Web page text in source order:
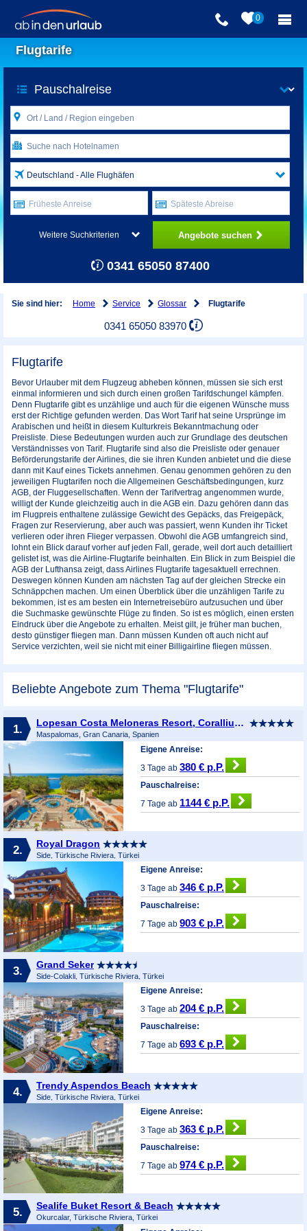
0
Flugtarife
Deutschland - Alle Flughäfen
Früheste Anreise Späteste Abreise
Weitere Suchkriterien Angebote suchen
0341 65050 87400
Sie sind hier: Home Service Glossar Flugtarife
0341 65050 83970
Flugtarife
Bevor Urlauber mit dem Flugzeug abheben können, müssen sie sich erst
einmal informieren und sich durch einen großen Tarifdschungel kämpfen.
Denn Flugtarife gibt es unzählige und auch für die eigenen Wünsche muss
erst der Richtige gefunden werden. Das Wort Tarif hat seine Ursprünge im
Arabischen und heißt in diesem Kulturkreis Bekanntmachung oder
Preisliste. Diese Bedeutungen wurden auch zur Grundlage des deutschen
Verständnisses von Tarif. Flugtarife sind also die Preisliste oder genauer
Beförderungstarife der Airlines, die sie ihren Kunden anbietet und die diese
dann mit Kauf eines Tickets annehmen. Genau genommen gehören zu den
jeweiligen Flugtarifen noch die Allgemeinen Geschäftsbedingungen, kurz
AGB, der Fluggesellschaften. Wenn der Tarifvertrag angenommen wurde,
willigt der Kunde gleichzeitig auch in die AGB ein. Dazu gehören dann das
im Flugpreis enthaltene zulässige Gewicht des Gepäcks, das Freigepäck,
Fragen zur Reservierung, aber auch was passiert, wenn Kunden ihr Ticket
verlieren oder ihren Flieger verpassen. Obwohl die AGB umfangreich sind,
lohnt ein Blick darauf vorher auf jeden Fall, gerade, weil dort auch detailliert
gelistet ist, was die Airline-Flugtarife beinhalten. Ein Blick in zum Beispiel die
AGB der Lufthansa zeigt, dass Airlines Flugtarife tagesaktuell errechnen.
Deswegen können Kunden am nächsten Tag auf der gleichen Strecke ein
Schnäppchen machen. Um einen Überblick über die unzähligen Tarife zu
bekommen, ist es am besten ein Internetreisebüro aufzusuchen und über
die Suchmaske gewünschte Flüge zu finden. So ist es möglich, einen ersten
Eindruck über die Angebote zu erhalten. Meist gilt, je früher man buchen,
desto günstiger fliegen man. Dann müssen Kunden oft auch nicht auf
Service verzichten, weil sie nicht mit einer Billigairline fliegen müssen.
Beliebte Angebote zum Thema "Flugtarife"
1. Lopesan Costa Meloneras Resort, Corallium Spa & Casino
Maspalomas, Gran Canaria, Spanien
Eigene Anreise:
3 Tage ab380 € p.P.
Pauschalreise:
7 Tage ab 1144 € p.P.
2. Royal Dragon
Side, Türkische Riviera, Türkei
Eigene Anreise:
3 Tage ab346 € p.P.
Pauschalreise:
7 Tage ab903 € p.P.
3. Grand Seker
Side-Colakli, Türkische Riviera, Türkei
Eigene Anreise:
3 Tage ab204 € p.P.
Pauschalreise:
7 Tage ab693 € p.P.
4. Trendy Aspendos Beach
Side, Türkische Riviera, Türkei
Eigene Anreise:
3 Tage ab363 € p.P.
Pauschalreise:
7 Tage ab974 € p.P.
5. Sealife Buket Resort & Beach
Okurcalar, Türkische Riviera, Türkei